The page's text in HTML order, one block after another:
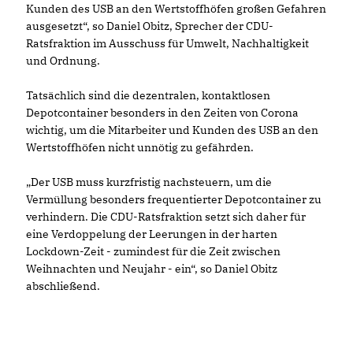
Kunden des USB an den Wertstoffhöfen großen Gefahren
ausgesetzt“, so Daniel Obitz, Sprecher der CDU-
Ratsfraktion im Ausschuss für Umwelt, Nachhaltigkeit
und Ordnung.
Tatsächlich sind die dezentralen, kontaktlosen
Depotcontainer besonders in den Zeiten von Corona
wichtig, um die Mitarbeiter und Kunden des USB an den
Wertstoffhöfen nicht unnötig zu gefährden.
Der USB muss kurzfristig nachsteuern, um die
Vermüllung besonders frequentierter Depotcontainer zu
verhindern. Die CDU-Ratsfraktion setzt sich daher für
eine Verdoppelung der Leerungen in der harten
Lockdown-Zeit - zumindest für die Zeit zwischen
Weihnachten und Neujahr - ein“, so Daniel Obitz
abschließend.